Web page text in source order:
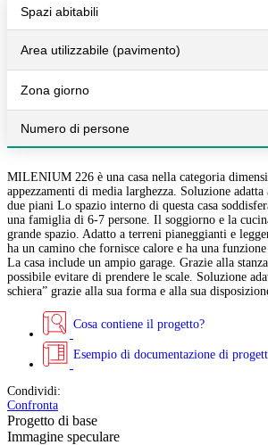
Spazi abitabili
Area utilizzabile (pavimento)
Zona giorno
Numero di persone
MILENIUM 226 è una casa nella categoria
appezzamenti di media larghezza. Soluzione
due piani Lo spazio interno di questa casa
una famiglia di 6-7 persone. Il soggiorno e la
grande spazio. Adatto a terreni pianeggianti e
ha un camino che fornisce calore e ha una
La casa include un ampio garage. Grazie alla
possibile evitare di prendere le scale. Soluzione
schiera” grazie alla sua forma e alla sua
Cosa contiene il progetto?
Esempio di documentazione di
Condividi:
Confronta
Progetto di base
Immagine speculare